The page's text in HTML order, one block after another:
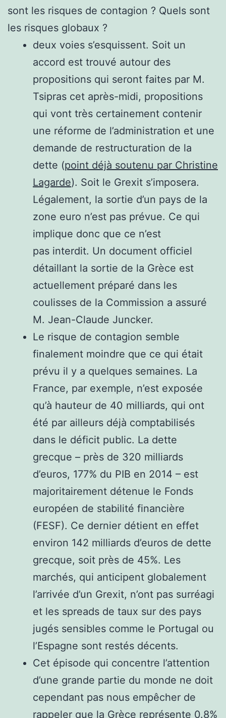
sont les risques de contagion ? Quels sont
les risques globaux ?
deux voies s’esquissent. Soit un
accord est trouvé autour des
propositions qui seront faites par M.
Tsipras cet après-midi, propositions
qui vont très certainement contenir
une réforme de l’administration et une
demande de restructuration de la
dette (point déjà soutenu par Christine
Lagarde). Soit le Grexit s’imposera.
Légalement, la sortie d’un pays de la
zone euro n’est pas prévue. Ce qui
implique donc que ce n’est
pas interdit. Un document officiel
détaillant la sortie de la Grèce est
actuellement préparé dans les
coulisses de la Commission a assuré
M. Jean-Claude Juncker.
Le risque de contagion semble
finalement moindre que ce qui était
prévu il y a quelques semaines. La
France, par exemple, n’est exposée
qu’à hauteur de 40 milliards, qui ont
été par ailleurs déjà comptabilisés
dans le déficit public. La dette
grecque – près de 320 milliards
d’euros, 177% du PIB en 2014 – est
majoritairement détenue le Fonds
européen de stabilité financière
(FESF). Ce dernier détient en effet
environ 142 milliards d’euros de dette
grecque, soit près de 45%. Les
marchés, qui anticipent globalement
l’arrivée d’un Grexit, n’ont pas surréagi
et les spreads de taux sur des pays
jugés sensibles comme le Portugal ou
l’Espagne sont restés décents.
Cet épisode qui concentre l’attention
d’une grande partie du monde ne doit
cependant pas nous empêcher de
rappeler que la Grèce représente 0.8%